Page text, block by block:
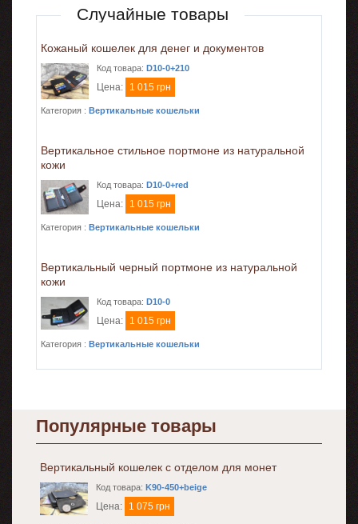
Случайные товары
Кожаный кошелек для денег и документов
Код товара: D10-0+210
Цена: 1 015 грн
Категория : Вертикальные кошельки
Вертикальное стильное портмоне из натуральной
кожи
Код товара: D10-0+red
Цена: 1 015 грн
Категория : Вертикальные кошельки
Вертикальный черный портмоне из натуральной
кожи
Код товара: D10-0
Цена: 1 015 грн
Категория : Вертикальные кошельки
Популярные товары
Вертикальный кошелек с отделом для монет
Код товара: K90-450+beige
Цена: 1 075 грн